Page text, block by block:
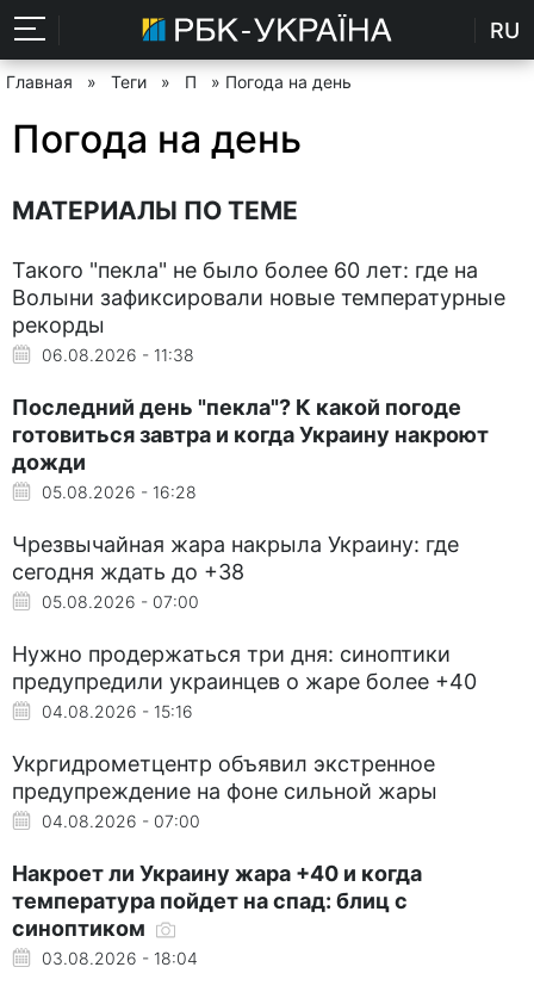
RU
Главная » Теги » П » Погода на день
Погода на день
МАТЕРИАЛЫ ПО ТЕМЕ
Такого "пекла" не было более 60 лет: где на
Волыни зафиксировали новые температурные
рекорды
06.08.2026 - 11:38
Последний день "пекла"? К какой погоде
готовиться завтра и когда Украину накроют
дожди
05.08.2026 - 16:28
Чрезвычайная жара накрыла Украину: где
сегодня ждать до +38
05.08.2026 - 07:00
Нужно продержаться три дня: синоптики
предупредили украинцев о жаре более +40
04.08.2026 - 15:16
Укргидрометцентр объявил экстренное
предупреждение на фоне сильной жары
04.08.2026 - 07:00
Накроет ли Украину жара +40 и когда
температура пойдет на спад: блиц с
синоптиком
03.08.2026 - 18:04